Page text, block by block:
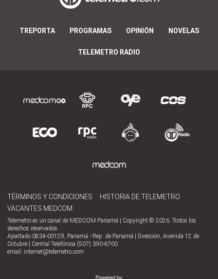
TREPORTA PROGRAMAS OPINIÓN NOVELAS
TELEMETRO RADIO
TÉRMINOS Y CONDICIONES
HISTORIA DE TELEMETRO
VACANTES MEDCOM
Telemetro es un canal de MEDCOM Panamá | Copyright © 2026. Todos los
derechos reservados.
Apartado 0834-00129, Panamá - Rep. de Panamá | Dirección, Avenida 12 de
Octubre | Central Telefónica (507) 390-6700
email: internet@telemetro.com